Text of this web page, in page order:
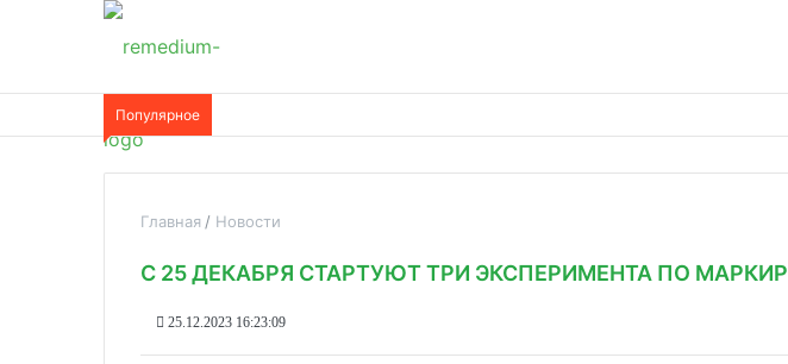
Популярное
Главная Новости
С 25 ДЕКАБРЯ СТАРТУЮТ ТРИ ЭКСПЕРИМЕНТА ПО
25.12.2023 16:23:09